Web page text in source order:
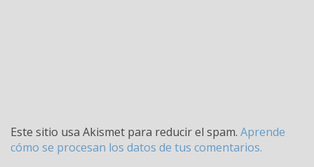
Este sitio usa Akismet para reducir el spam. Aprende
cómo se procesan los datos de tus comentarios.